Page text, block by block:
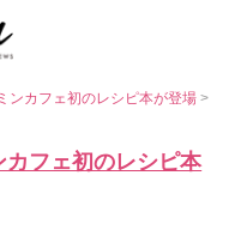
カフェ初のレシピ本が登場>
フェ初のレシピ本